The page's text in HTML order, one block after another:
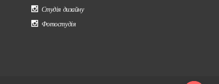
Студія дизайну
Фотостудія